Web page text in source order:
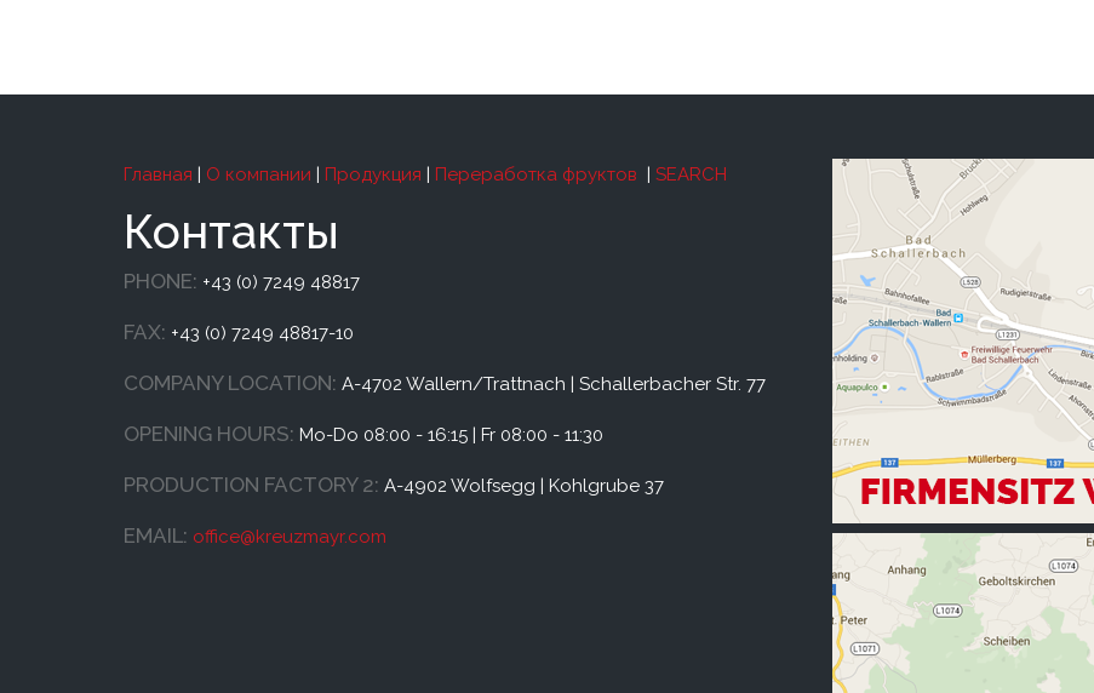
Главная | О компании | Продукция | Переработка фруктов | SEARCH
Контакты
PHONE: +43 (0) 7249 48817
FAX: +43 (0) 7249 48817-10
COMPANY LOCATION: A-4702 Wallern/Trattnach | Schallerbacher Str. 77
OPENING HOURS: Mo-Do 08:00 - 16:15 | Fr 08:00 - 11:30
PRODUCTION FACTORY 2: A-4902 Wolfsegg | Kohlgrube 37
EMAIL: office@kreuzmayr.com